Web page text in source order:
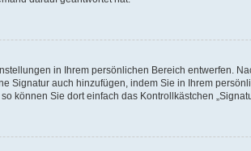
in Ihrem persönlichen Bereich entwerfen.
Signatur auch hinzufügen, indem Sie in Ihrem
können Sie dort einfach das Kontrollkästchen